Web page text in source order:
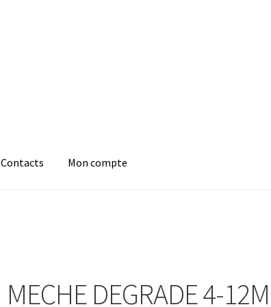
Contacts Mon compte
MECHE DEGRADE 4-